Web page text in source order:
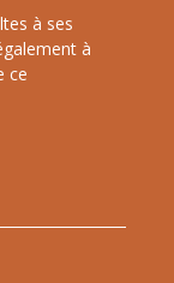
à ses
à
ce